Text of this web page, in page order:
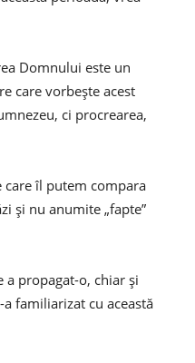
Domnului este un
care vorbește acest
ci procrearea,
îl putem compara
și nu anumite „fapte”
a propagat-o, chiar și
familiarizat cu această